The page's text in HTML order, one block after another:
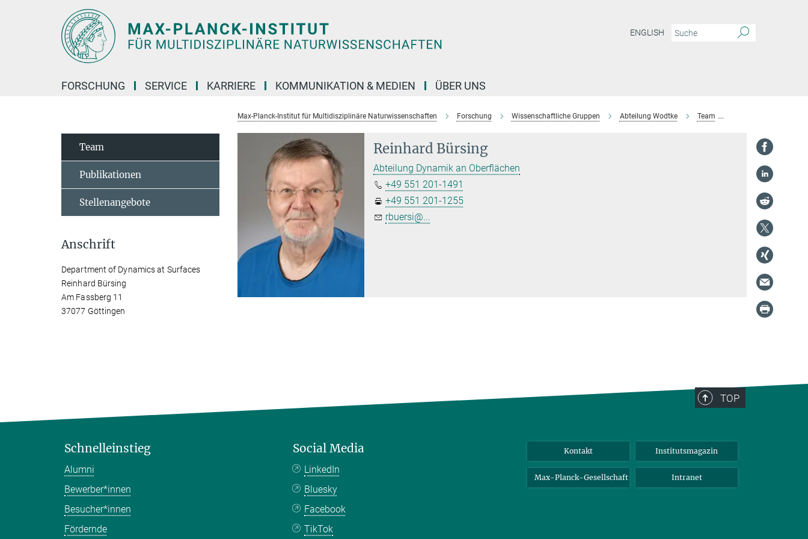
ENGLISH
FORSCHUNG SERVICE KARRIERE KOMMUNIKATION & MEDIEN ÜBER UNS
Max-Planck-Institut für Multidisziplinäre Naturwissenschaften Forschung Wissenschaftliche Gruppen Abteilung Wodtke Team
Reinhard Bürsing
Abteilung Dynamik an Oberflächen
+49 551 201-1491
+49 551 201-1255
rbuersi@...
Team
Publikationen
Stellenangebote
Anschrift
Department of Dynamics at Surfaces
Reinhard Bürsing
Am Fassberg 11
37077 Göttingen
TOP
Schnelleinstieg
Alumni
Bewerber*innen
Besucher*innen
Fördernde
Social Media
LinkedIn
Bluesky
Facebook
TikTok
Kontakt Institutsmagazin
Max-Planck-Gesellschaft Intranet